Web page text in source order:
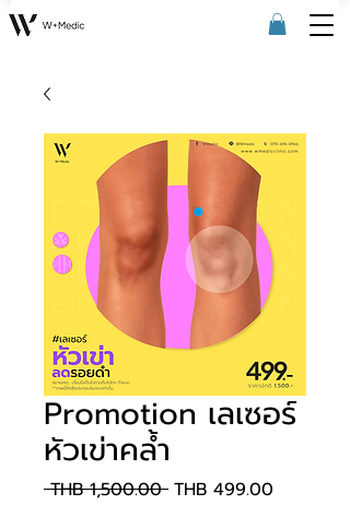
Promotion เลเซอร์
หัวเข่าคล้ำ
THB 1,500.00 Regular Price
THB 499.00